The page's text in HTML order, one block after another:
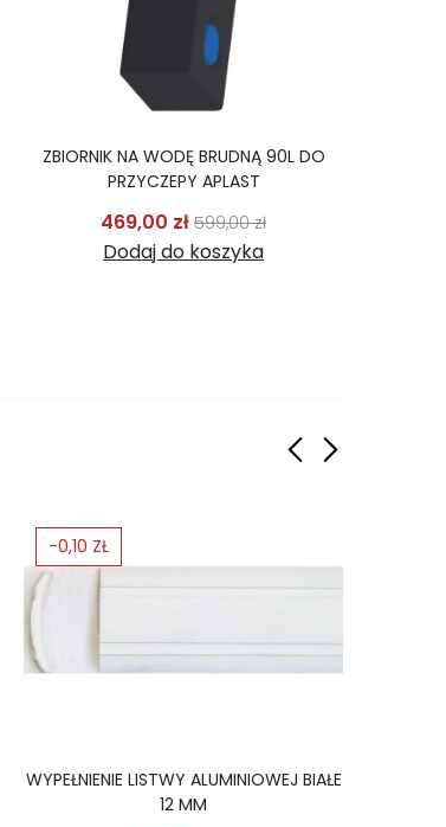
ZBIORNIK NA WODĘ BRUDNĄ 90L DO
PRZYCZEPY APLAST
469,00 złCena podstawowa
599,00 złCena
Dodaj do koszyka
WYPEŁNIENIE LISTWY ALUMINIOWEJ BIAŁE
12 MM
-0,10 ZŁ